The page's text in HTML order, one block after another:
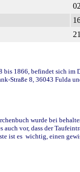
bis 1866, befindet sich
Straße 8, 36043 Fulda
wurde bei
auch vor, dass der
ist es wichtig, einen